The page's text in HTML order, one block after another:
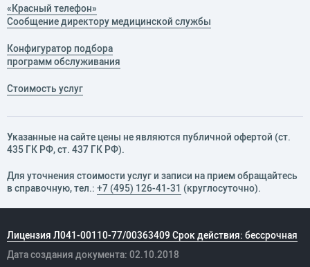
«Красный телефон»
Сообщение директору медицинской службы
Конфигуратор подбора
программ обслуживания
Стоимость услуг
Указанные на сайте цены не являются публичной офертой (ст.
435 ГК РФ, cт. 437 ГК РФ).
Для уточнения стоимости услуг и записи на прием обращайтесь
в справочную, тел.: +7 (495) 126-41-31 (круглосуточно).
Лицензия Л041-00110-77/00363409 Срок действия: бессрочная
Дата создания документа: 02.10.2018